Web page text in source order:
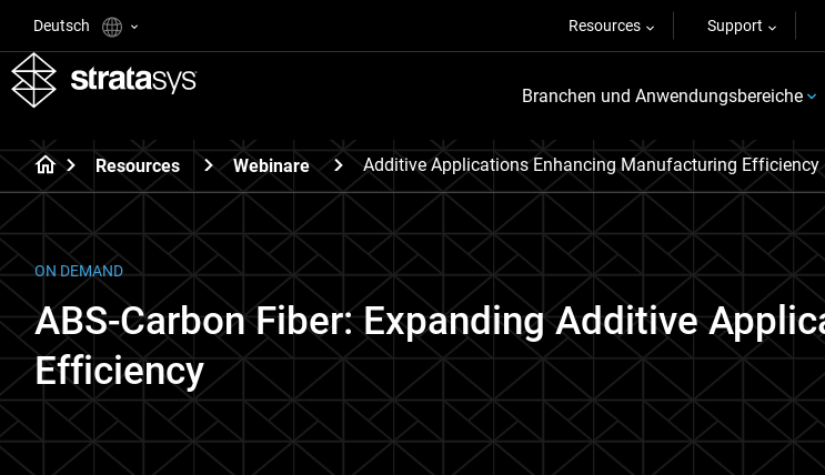
Deutsch Resources Support
Branchen und Anwendungsbereiche
Resources Webinare Additive Applications Enhancing Manufacturing Efficiency
ON DEMAND
ABS-Carbon Fiber: Expanding Additive
Efficiency